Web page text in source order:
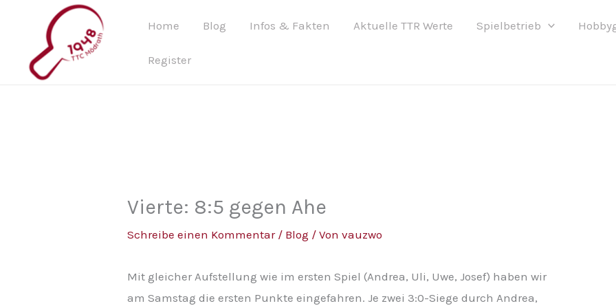
springen
Home Blog Infos & Fakten Aktuelle TTR Werte Spielbetrieb
Register
Vierte: 8:5 gegen Ahe
Schreibe einen Kommentar / Blog / Vonvauzwo
Mit gleicher Aufstellung wie im ersten Spiel (Andrea, Uli, Uwe, Josef) haben wir
am Samstag die ersten Punkte eingefahren. Je zwei 3:0-Siege durch Andrea,